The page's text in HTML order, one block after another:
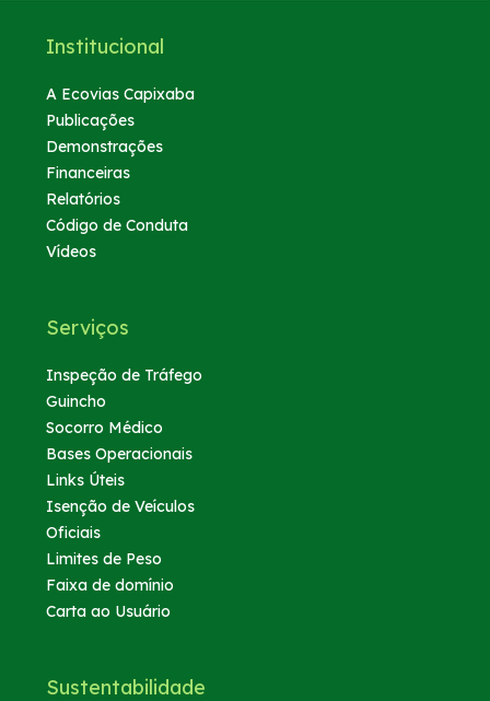
Institucional
A Ecovias Capixaba
Publicações
Demonstrações
Financeiras
Relatórios
Código de Conduta
Vídeos
Serviços
Inspeção de Tráfego
Guincho
Socorro Médico
Bases Operacionais
Links Úteis
Isenção de Veículos
Oficiais
Limites de Peso
Faixa de domínio
Carta ao Usuário
Sustentabilidade